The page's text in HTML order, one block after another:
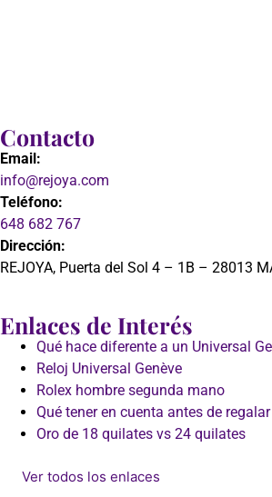
Contacto
Email:
info@rejoya.com
Teléfono:
648 682 767
Dirección:
REJOYA, Puerta del Sol 4 – 1B – 28013
Enlaces de Interés
Qué hace diferente a un Universal
Reloj Universal Genève
Rolex hombre segunda mano
Qué tener en cuenta antes de
Oro de 18 quilates vs 24 quilates
Ver todos los enlaces